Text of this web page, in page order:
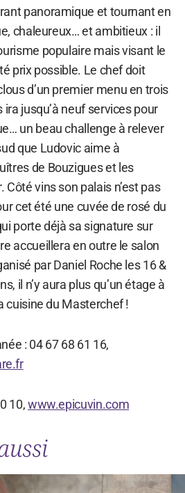
panoramique et tournant en
chaleureux… et ambitieux : il
populaire mais visant le
prix possible. Le chef doit
d’un premier menu en trois
jusqu’à neuf services pour
un beau challenge à relever
que Ludovic aime à
de Bouzigues et les
vins son palais n’est pas
cet été une cuvée de rosé du
porte déjà sa signature sur
accueillera en outre le salon
par Daniel Roche les 16 &
il n’y aura plus qu’un étage à
cuisine du Masterchef !
: 04 67 68 61 16,
10,www.epicuvin.com